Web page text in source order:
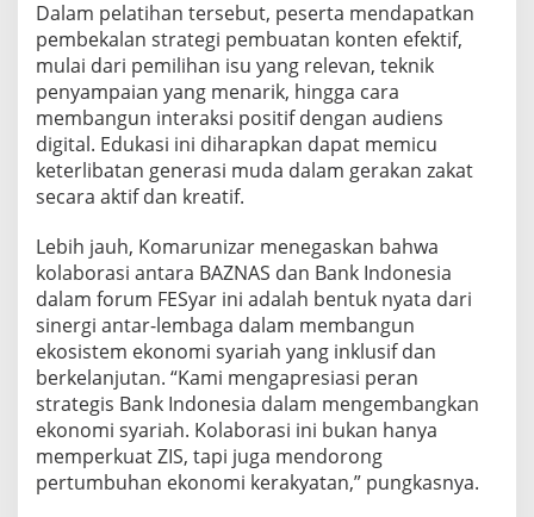
Dalam pelatihan tersebut, peserta mendapatkan
pembekalan strategi pembuatan konten efektif,
mulai dari pemilihan isu yang relevan, teknik
penyampaian yang menarik, hingga cara
membangun interaksi positif dengan audiens
digital. Edukasi ini diharapkan dapat memicu
keterlibatan generasi muda dalam gerakan zakat
secara aktif dan kreatif.
Lebih jauh, Komarunizar menegaskan bahwa
kolaborasi antara BAZNAS dan Bank Indonesia
dalam forum FESyar ini adalah bentuk nyata dari
sinergi antar-lembaga dalam membangun
ekosistem ekonomi syariah yang inklusif dan
berkelanjutan. “Kami mengapresiasi peran
strategis Bank Indonesia dalam mengembangkan
ekonomi syariah. Kolaborasi ini bukan hanya
memperkuat ZIS, tapi juga mendorong
pertumbuhan ekonomi kerakyatan,” pungkasnya.